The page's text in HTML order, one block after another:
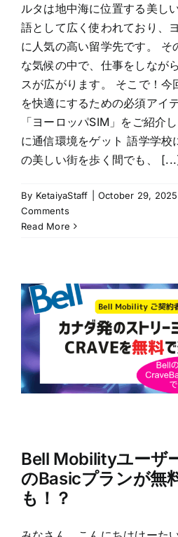
ルタは地中海に位置する美し
語として広く使われており、
に人気の高い留学先です。 そ
な気候の中で、仕事をしなが
スが広がります。 そこで！今
を快適にするための必須アイ
「ヨーロッパSIM」をご紹介
に通信環境をゲット 語学学校
の美しい街を歩く間でも、
By KetaiyaStaff October 29, 2025
Comments
Read More
Bell Mobilityユーザ
のBasicプランが無
も！？